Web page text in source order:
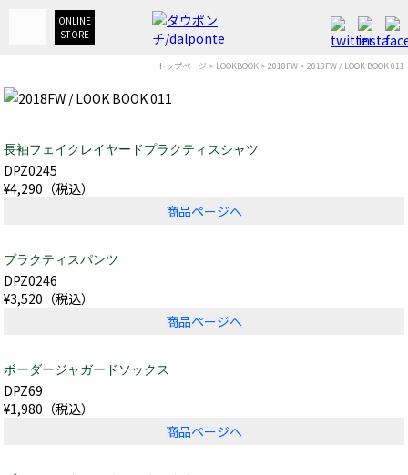
ONLINE
STORE
トップページ > LOOKBOOK>2018FW> 2018FW / LOOK BOOK 011
長袖フェイクレイヤードプラクティスシャツ
DPZ0245
¥4,290（税込）
商品ページへ
プラクティスパンツ
DPZ0246
¥3,520（税込）
商品ページへ
ボーダージャガードソックス
DPZ69
¥1,980（税込）
商品ページへ